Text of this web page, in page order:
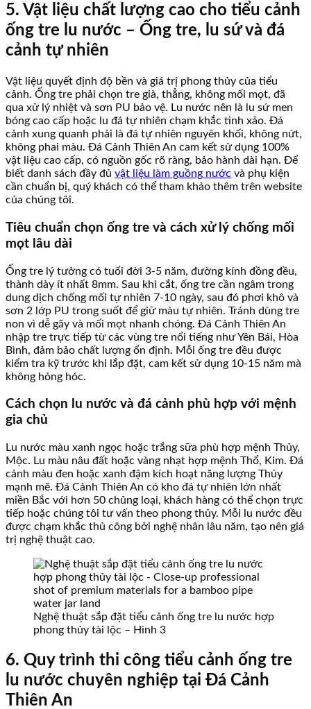
5. Vật liệu chất lượng cao cho tiểu cảnh
ống tre lu nước – Ống tre, lu sứ và đá
cảnh tự nhiên
Vật liệu quyết định độ bền và giá trị phong thủy của tiểu
cảnh. Ống tre phải chọn tre già, thẳng, không mối mọt, đã
qua xử lý nhiệt và sơn PU bảo vệ. Lu nước nên là lu sứ men
bóng cao cấp hoặc lu đá tự nhiên chạm khắc tinh xảo. Đá
cảnh xung quanh phải là đá tự nhiên nguyên khối, không nứt,
không phai màu. Đá Cảnh Thiên An cam kết sử dụng 100%
vật liệu cao cấp, có nguồn gốc rõ ràng, bảo hành dài hạn. Để
biết danh sách đầy đủ vật liệu làm guồng nước và phụ kiện
cần chuẩn bị, quý khách có thể tham khảo thêm trên website
của chúng tôi.
Tiêu chuẩn chọn ống tre và cách xử lý chống mối
mọt lâu dài
Ống tre lý tưởng có tuổi đời 3-5 năm, đường kính đồng đều,
thành dày ít nhất 8mm. Sau khi cắt, ống tre cần ngâm trong
dung dịch chống mối tự nhiên 7-10 ngày, sau đó phơi khô và
sơn 2 lớp PU trong suốt để giữ màu tự nhiên. Tránh dùng tre
non vì dễ gãy và mối mọt nhanh chóng. Đá Cảnh Thiên An
nhập tre trực tiếp từ các vùng tre nổi tiếng như Yên Bái, Hòa
Bình, đảm bảo chất lượng ổn định. Mỗi ống tre đều được
kiểm tra kỹ trước khi lắp đặt, cam kết sử dụng 10-15 năm mà
không hỏng hóc.
Cách chọn lu nước và đá cảnh phù hợp với mệnh
gia chủ
Lu nước màu xanh ngọc hoặc trắng sữa phù hợp mệnh Thủy,
Mộc. Lu màu nâu đất hoặc vàng nhạt hợp mệnh Thổ, Kim. Đá
cảnh màu đen hoặc xanh đậm kích hoạt năng lượng Thủy
mạnh mẽ. Đá Cảnh Thiên An có kho đá tự nhiên lớn nhất
miền Bắc với hơn 50 chủng loại, khách hàng có thể chọn trực
tiếp hoặc chúng tôi tư vấn theo phong thủy. Mỗi lu nước đều
được chạm khắc thủ công bởi nghệ nhân lâu năm, tạo nên giá
trị nghệ thuật cao.
Nghệ thuật sắp đặt tiểu cảnh ống tre lu nước hợp
phong thủy tài lộc – Hình 3
6. Quy trình thi công tiểu cảnh ống tre
lu nước chuyên nghiệp tại Đá Cảnh
Thiên An